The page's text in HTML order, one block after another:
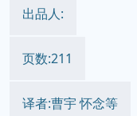
出品人:
页数:211
译者:曹宇 怀念等